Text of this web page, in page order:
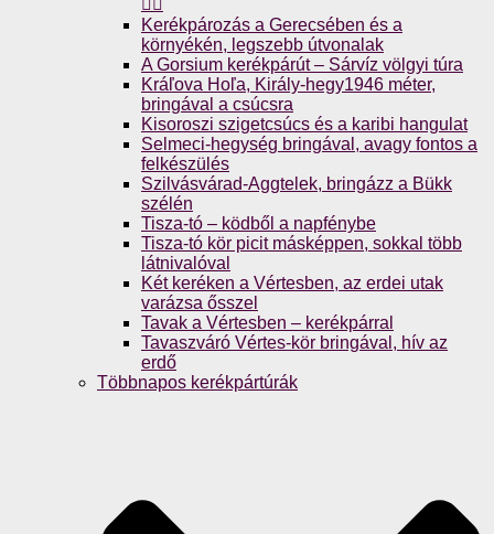
🚴‍♀️
Kerékpározás a Gerecsében és a
környékén, legszebb útvonalak
A Gorsium kerékpárút – Sárvíz völgyi túra
Kráľova Hoľa, Király-hegy1946 méter,
bringával a csúcsra
Kisoroszi szigetcsúcs és a karibi hangulat
Selmeci-hegység bringával, avagy fontos a
felkészülés
Szilvásvárad-Aggtelek, bringázz a Bükk
szélén
Tisza-tó – ködből a napfénybe
Tisza-tó kör picit másképpen, sokkal több
látnivalóval
Két keréken a Vértesben, az erdei utak
varázsa ősszel
Tavak a Vértesben – kerékpárral
Tavaszváró Vértes-kör bringával, hív az
erdő
Többnapos kerékpártúrák